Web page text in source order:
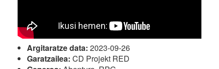
Argitaratze data: 2023-09-26
Garatzailea: CD Projekt RED